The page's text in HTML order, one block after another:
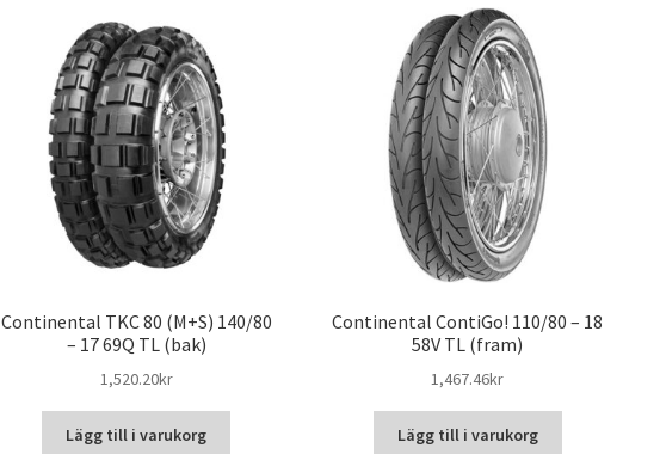
Continental TKC 80 (M+S) 140/80
– 17 69Q TL (bak)
1,520.20kr
Lägg till i varukorg
Continental ContiGo! 110/80 – 18
58V TL (fram)
1,467.46kr
Lägg till i varukorg